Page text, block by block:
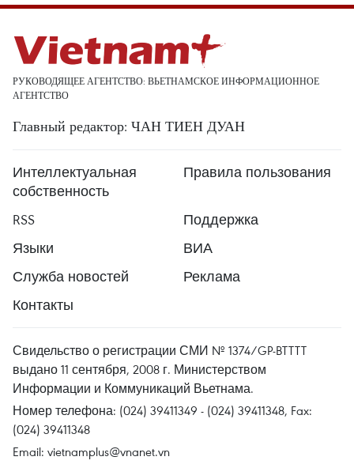
РУКОВОДЯЩЕЕ АГЕНТСТВО: ВЬЕТНАМСКОЕ ИНФОРМАЦИОННОЕ
АГЕНТСТВО
Главный редактор: ЧАН ТИЕН ДУАН
Интеллектуальная
собственность
Правила пользования
RSS
Поддержка
Языки
ВИА
Служба новостей
Реклама
Контакты
Свидельство о регистрации СМИ № 1374/GP-BTTTT
выдано 11 сентября, 2008 г. Министерством
Информации и Коммуникаций Вьетнама.
Номер телефона: (024) 39411349 - (024) 39411348, Fax:
(024) 39411348
Email: vietnamplus@vnanet.vn